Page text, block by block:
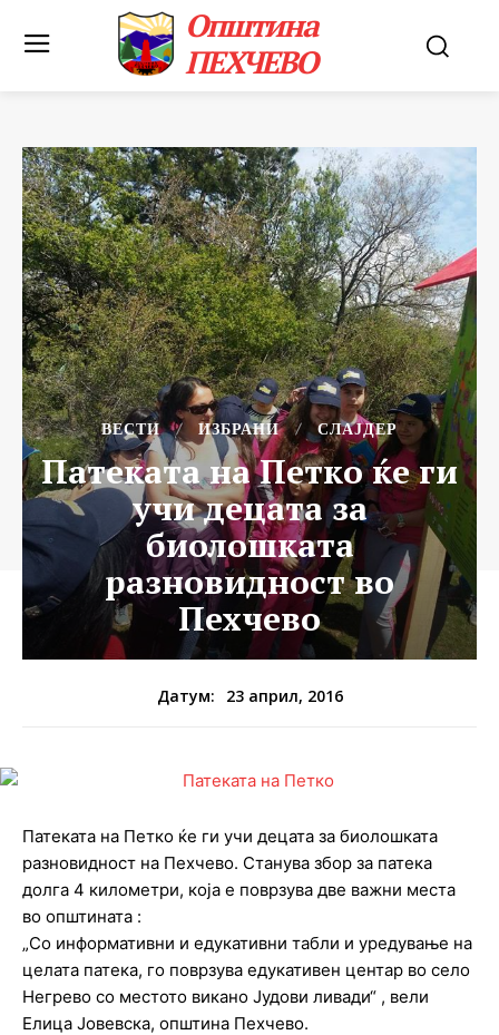
Општина
ПЕХЧЕВО
ВЕСТИ ИЗБРАНИ СЛАЈДЕР
Патеката на Петко ќе ги
учи децата за
биолошката
разновидност во
Пехчево
Датум: 23 април, 2016
Патеката на Петко ќе ги учи децата за биолошката
разновидност на Пехчево. Станува збор за патека
долга 4 километри, која е поврзува две важни места
во општината :
„Со информативни и едукативни табли и уредување на
целата патека, го поврзува едукативен центар во село
Негрево со местото викано Јудови ливади“ , вели
Елица Јовевска, општина Пехчево.